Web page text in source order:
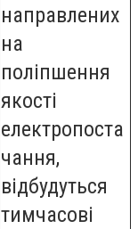
направлених
на
поліпшення
якості
електропоста
чання,
відбудуться
тимчасові